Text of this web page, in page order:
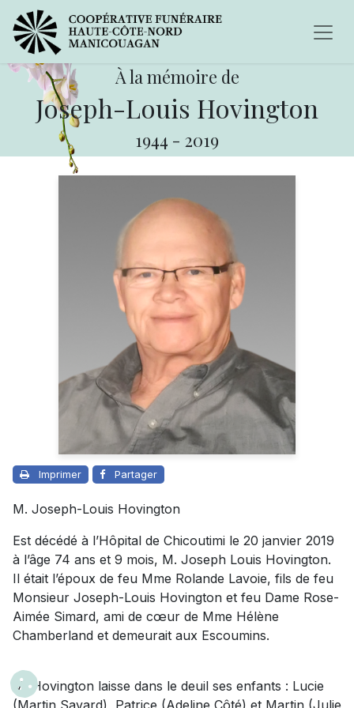
À la mémoire de
Joseph-Louis Hovington
1944 - 2019
Imprimer Partager
M. Joseph-Louis Hovington
Est décédé à l’Hôpital de Chicoutimi le 20 janvier 2019
à l’âge 74 ans et 9 mois, M. Joseph Louis Hovington.
Il était l’époux de feu Mme Rolande Lavoie, fils de feu
Monsieur Joseph-Louis Hovington et feu Dame Rose-
Aimée Simard, ami de cœur de Mme Hélène
Chamberland et demeurait aux Escoumins.
M. Hovington laisse dans le deuil ses enfants : Lucie
(Martin Savard), Patrice (Adeline Côté) et Martin (Julie